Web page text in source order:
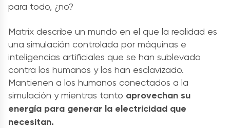
para todo, ¿no?
Matrix describe un mundo en el que la realidad es
una simulación controlada por máquinas e
inteligencias artificiales que se han sublevado
contra los humanos y los han esclavizado.
Mantienen a los humanos conectados a la
simulación y mientras tanto aprovechan su
energía para generar la electricidad que
necesitan.